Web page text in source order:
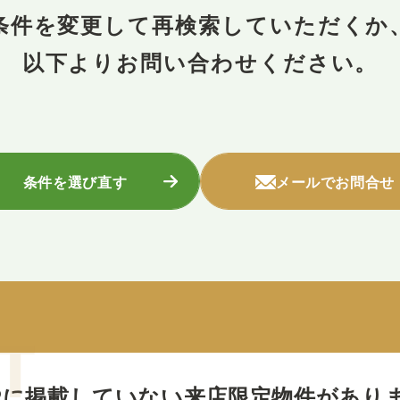
件を変更して再検索していただくか、
以下よりお問い合わせください。
条件を選び直す メールでお問合せ